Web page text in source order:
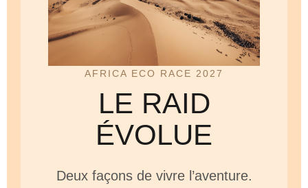
AFRICA ECO RACE 2027
LE RAID
ÉVOLUE
Deux façons de vivre l’aventure.